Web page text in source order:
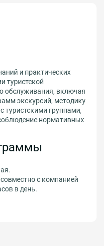
и практических
туристской
обслуживания, включая
экскурсий, методику
туристскими группами,
нормативных
с компанией
в день.